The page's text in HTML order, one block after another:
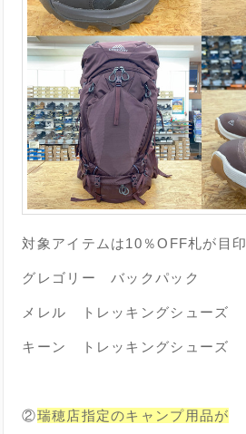
対象アイテムは10％OFF札が目印
グレゴリー バックパック
メレル トレッキングシューズ
キーン トレッキングシューズ
②瑞穂店指定のキャンプ用品が